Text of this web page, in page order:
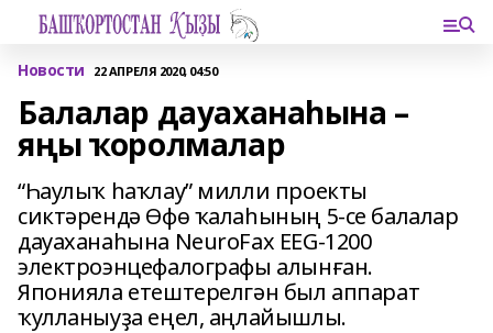
Новости 22 АПРЕЛЯ 2020, 04:50
Балалар дауаханаһына –
яңы ҡоролмалар
“Һаулыҡ һаҡлау” милли проекты
сиктәрендә Өфө ҡалаһының 5-се балалар
дауаханаһына NeuroFax EEG-1200
электроэнцефалографы алынған.
Японияла етештерелгән был аппарат
ҡулланыуҙа еңел, аңлайышлы.